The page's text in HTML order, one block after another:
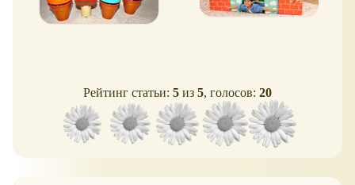
Рейтинг статьи: 5 из 5, голосов: 20